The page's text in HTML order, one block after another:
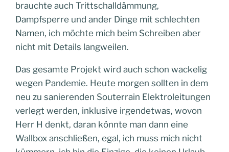
brauchte auch Trittschalldämmung,
Dampfsperre und ander Dinge mit schlechten
Namen, ich möchte mich beim Schreiben aber
nicht mit Details langweilen.
Das gesamte Projekt wird auch schon wackelig
wegen Pandemie. Heute morgen sollten in dem
neu zu sanierenden Souterrain Elektroleitungen
verlegt werden, inklusive irgendetwas, wovon
Herr H denkt, daran könnte man dann eine
Wallbox anschließen, egal, ich muss mich nicht